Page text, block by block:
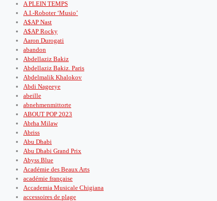
A PLEIN TEMPS
A.I.-Roboter ‘Musio’
A$AP Nast
A$AP Rocky
Aaron Durogati
abandon
Abdellaziz Bakiz
Abdellaziz Bakiz. Paris
Abdelmalik Khalokov
Abdi Nageeye
abeille
abnehmenmittorte
ABOUT POP 2023
Abrha Milaw
Abriss
Abu Dhabi
Abu Dhabi Grand Prix
Abyss Blue
Académie des Beaux Arts
académie française
Accademia Musicale Chigiana
accessoires de plage